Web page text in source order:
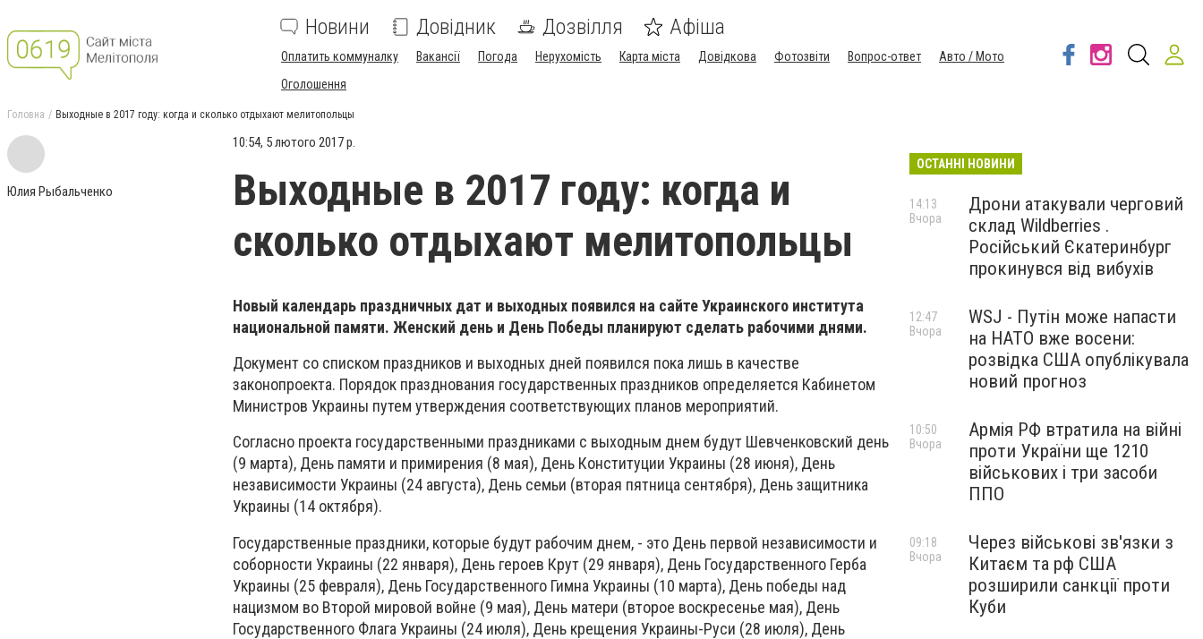
Новини Довідник Дозвілля Афіша
Оплатить коммуналку Вакансії Погода Нерухомість Карта міста Довідкова Фотозвіти Вопрос-ответ
Авто / Мото
Оголошення
Головна Выходные в 2017 году: когда и сколько отдыхают мелитопольцы
Юлия Рыбальченко
10:54, 5 лютого 2017 р.
Выходные в 2017 году: когда и
сколько отдыхают мелитопольцы
Новый календарь праздничных дат и выходных появился на сайте Украинского института
национальной памяти. Женский день и День Победы планируют сделать рабочими днями.
Документ со списком праздников и выходных дней появился пока лишь в качестве
законопроекта. Порядок празднования государственных праздников определяется Кабинетом
Министров Украины путем утверждения соответствующих планов мероприятий.
Согласно проекта государственными праздниками с выходным днем будут Шевченковский день
(9 марта), День памяти и примирения (8 мая), День Конституции Украины (28 июня), День
независимости Украины (24 августа), День семьи (вторая пятница сентября), День защитника
Украины (14 октября).
Государственные праздники, которые будут рабочим днем, - это День первой независимости и
соборности Украины (22 января), День героев Крут (29 января), День Государственного Герба
Украины (25 февраля), День Государственного Гимна Украины (10 марта), День победы над
нацизмом во Второй мировой войне (9 мая), День матери (второе воскресенье мая), День
Государственного Флага Украины (24 июля), День крещения Украины-Руси (28 июля), День
ОСТАННІ НОВИНИ
Дрони атакували черговий
склад Wildberries .
Російський Єкатеринбург
прокинувся від вибухів
14:13
Вчора
WSJ - Путін може напасти
на НАТО вже восени:
розвідка США опублікувала
новий прогноз
12:47
Вчора
Армія РФ втратила на війні
проти України ще 1210
військових і три засоби
ППО
10:50
Вчора
Через військові зв'язки з
Китаєм та рф США
розширили санкції проти
Куби
09:18
Вчора